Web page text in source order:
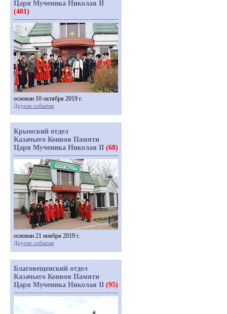
Царя Мученика Николая II
(401)
основан 10 октября 2019 г.
Другие события
Крымский отдел
Казачьего Конвоя Памяти
Царя Мученика Николая II (68)
основан 21 ноября 2019 г.
Другие события
Благовещенский отдел
Казачьего Конвоя Памяти
Царя Мученика Николая II (95)